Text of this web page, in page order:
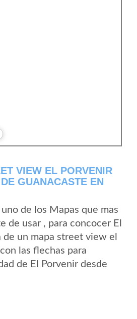
VIEW EL PORVENIR
GUANACASTE EN
de los Mapas que mas
de usar , para concocer El
de un mapa street view el
las flechas para
de El Porvenir desde